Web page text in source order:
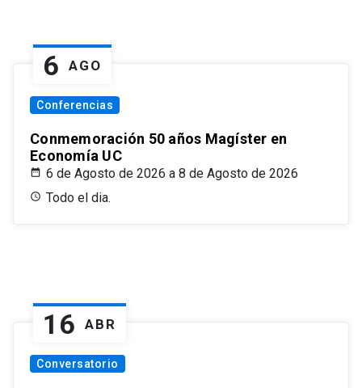
6 AGO
Conferencias
Conmemoración 50 años Magíster en
Economía UC
6 de Agosto de 2026 a 8 de Agosto de 2026
Todo el dia.
16 ABR
Conversatorio